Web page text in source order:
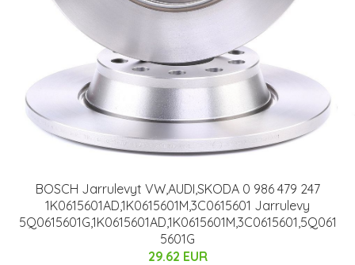
BOSCH Jarrulevyt VW,AUDI,SKODA 0 986 479 247
1K0615601AD,1K0615601M,3C0615601 Jarrulevy
5Q0615601G,1K0615601AD,1K0615601M,3C0615601,5Q061
5601G
29.62 EUR